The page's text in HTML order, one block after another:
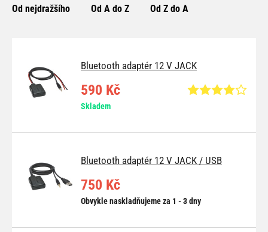
Od nejdražšího Od A do Z Od Z do A
Bluetooth adaptér 12 V JACK
590 Kč
Skladem
Bluetooth adaptér 12 V JACK / USB
750 Kč
Obvykle naskladňujeme za 1 - 3 dny